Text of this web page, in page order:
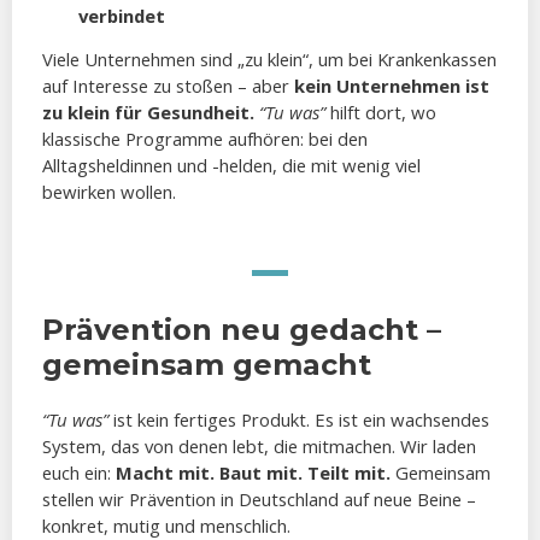
verbindet
Viele Unternehmen sind „zu klein“, um bei Krankenkassen
auf Interesse zu stoßen – aber kein Unternehmen ist
zu klein für Gesundheit. “Tu was”hilft dort, wo
klassische Programme aufhören: bei den
Alltagsheldinnen und -helden, die mit wenig viel
bewirken wollen.
Prävention neu gedacht –
gemeinsam gemacht
“Tu was”ist kein fertiges Produkt. Es ist ein wachsendes
System, das von denen lebt, die mitmachen. Wir laden
euch ein: Macht mit. Baut mit. Teilt mit. Gemeinsam
stellen wir Prävention in Deutschland auf neue Beine –
konkret, mutig und menschlich.